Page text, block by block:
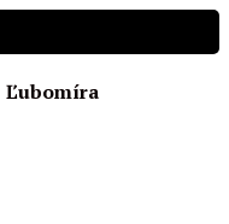
Ľubomíra